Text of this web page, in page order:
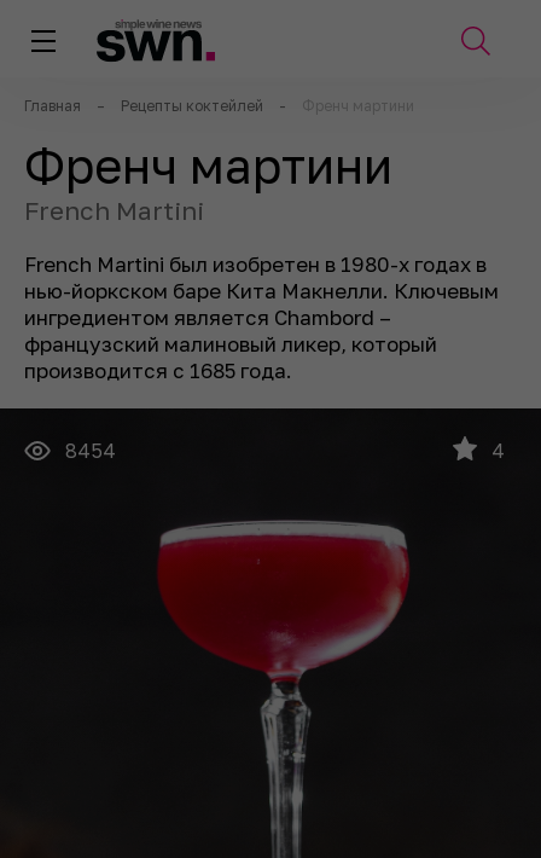
Главная – Рецепты коктейлей - Френч мартини
Френч мартини
French Martini
8454 4
French Martini был изобретен в 1980-х годах в
нью-йоркском баре Кита Макнелли. Ключевым
ингредиентом является Chambord –
французский малиновый ликер, который
производится с 1685 года.